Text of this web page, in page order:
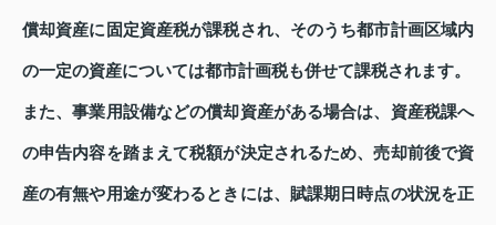
償却資産に固定資産税が課税され、そのうち都市計画区域内
の一定の資産については都市計画税も併せて課税されます。
また、事業用設備などの償却資産がある場合は、資産税課へ
の申告内容を踏まえて税額が決定されるため、売却前後で資
産の有無や用途が変わるときには、賦課期日時点の状況を正